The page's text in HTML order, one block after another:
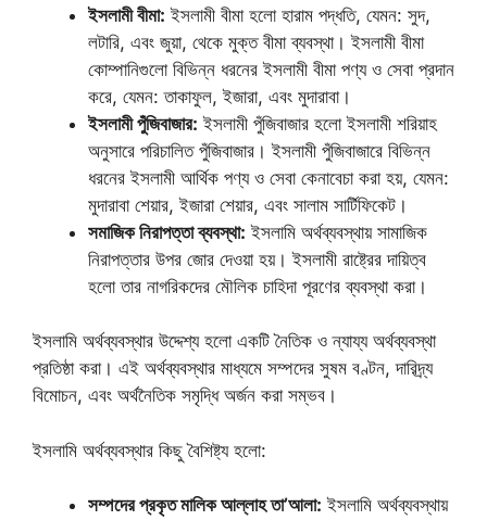
ইসলামী বীমা: ইসলামী বীমা হলো হারাম পদ্ধতি, যেমন: সুদ,
লটারি, এবং জুয়া, থেকে মুক্ত বীমা ব্যবস্থা। ইসলামী বীমা
কোম্পানিগুলো বিভিন্ন ধরনের ইসলামী বীমা পণ্য ও সেবা প্রদান
করে, যেমন: তাকাফুল, ইজারা, এবং মুদারাবা।
ইসলামী পুঁজিবাজার: ইসলামী পুঁজিবাজার হলো ইসলামী শরিয়াহ
অনুসারে পরিচালিত পুঁজিবাজার। ইসলামী পুঁজিবাজারে বিভিন্ন
ধরনের ইসলামী আর্থিক পণ্য ও সেবা কেনাবেচা করা হয়, যেমন:
মুদারাবা শেয়ার, ইজারা শেয়ার, এবং সালাম সার্টিফিকেট।
সমাজিক নিরাপত্তা ব্যবস্থা: ইসলামি অর্থব্যবস্থায় সামাজিক
নিরাপত্তার উপর জোর দেওয়া হয়। ইসলামী রাষ্ট্রের দায়িত্ব
হলো তার নাগরিকদের মৌলিক চাহিদা পূরণের ব্যবস্থা করা।
ইসলামি অর্থব্যবস্থার উদ্দেশ্য হলো একটি নৈতিক ও ন্যায্য অর্থব্যবস্থা
প্রতিষ্ঠা করা। এই অর্থব্যবস্থার মাধ্যমে সম্পদের সুষম বণ্টন, দারিদ্র্য
বিমোচন, এবং অর্থনৈতিক সমৃদ্ধি অর্জন করা সম্ভব।
ইসলামি অর্থব্যবস্থার কিছু বৈশিষ্ট্য হলো:
সম্পদের প্রকৃত মালিক আল্লাহ তা’আলা: ইসলামি অর্থব্যবস্থায়